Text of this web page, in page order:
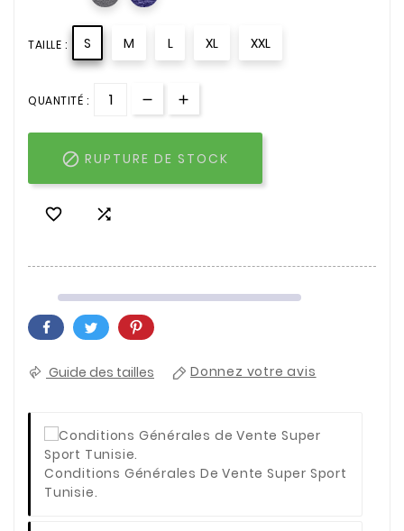
TAILLE : S M L XL XXL
QUANTITÉ :
 RUPTURE DE STOCK
 
Guide des tailles Donnez votre avis
Conditions Générales De Vente Super Sport
Tunisie.